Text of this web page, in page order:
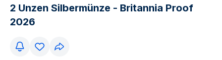
2 Unzen Silbermünze - Britannia Proof
2026